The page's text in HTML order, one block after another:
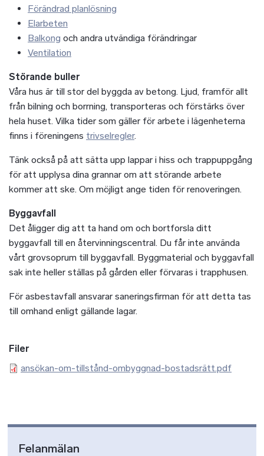
Förändrad planlösning
Elarbeten
Balkong och andra utvändiga förändringar
Ventilation
Störande buller
Våra hus är till stor del byggda av betong. Ljud, framför allt
från bilning och borrning, transporteras och förstärks över
hela huset. Vilka tider som gäller för arbete i lägenheterna
finns i föreningens trivselregler.
Tänk också på att sätta upp lappar i hiss och trappuppgång
för att upplysa dina grannar om att störande arbete
kommer att ske. Om möjligt ange tiden för renoveringen.
Byggavfall
Det åligger dig att ta hand om och bortforsla ditt
byggavfall till en återvinningscentral. Du får inte använda
vårt grovsoprum till byggavfall. Byggmaterial och byggavfall
sak inte heller ställas på gården eller förvaras i trapphusen.
För asbestavfall ansvarar saneringsfirman för att detta tas
till omhand enligt gällande lagar.
Filer
ansökan-om-tillstånd-ombyggnad-bostadsrätt.pdf
Felanmälan